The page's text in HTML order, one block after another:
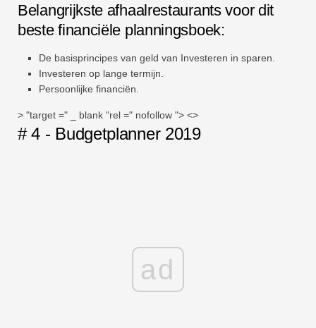
Belangrijkste afhaalrestaurants voor dit
beste financiële planningsboek:
De basisprincipes van geld van Investeren in sparen.
Investeren op lange termijn.
Persoonlijke financiën.
> "target =" _ blank "rel =" nofollow "> <>
# 4 - Budgetplanner 2019
ad